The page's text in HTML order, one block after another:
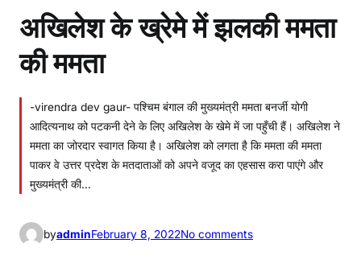
अखिलेश के ख्रेमे में झलकी ममता
की ममता
-virendra dev gaur- पश्चिम बंगाल की मुख्यमंत्री ममता बनर्जी योगी
आदित्यनाथ को पटकनी देने के लिए अखिलेश के खेमे में जा पहुँची हैं। अखिलेश ने
ममता का जोरदार स्वागत किया है। अखिलेश को लगता है कि ममता की ममता
पाकर वे उत्तर प्रदेश के मतदाताओं को अपने वजूद का एहसास करा पाएंगे और
मुख्यमंत्री की…
byadminFebruary 8, 2022No commentso